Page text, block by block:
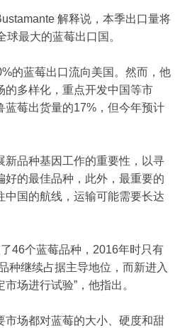
解释说，本季出口量将
最大的蓝莓出口国。
的蓝莓出口流向美国。然而，他
的多样化，重点开发中国等市
蓝莓出货量的17%，但今年预计
新品种基因工作的重要性，以寻
好的最佳品种，此外，最重要的
中国的航线，运输可能需要长达
46个蓝莓品种，2016年时只有
种继续占据主导地位，而新进入
场进行试验”，他指出。
市场都对蓝莓的大小、硬度和甜